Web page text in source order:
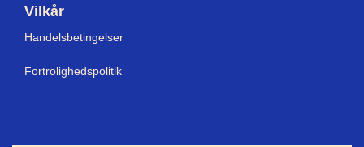
Vilkår
Handelsbetingelser
Fortrolighedspolitik